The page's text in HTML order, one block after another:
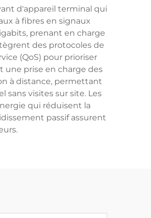
d'appareil terminal qui
à fibres en signaux
prenant en charge
des protocoles de
(QoS) pour prioriser
une prise en charge des
à distance, permettant
sans visites sur site. Les
qui réduisent la
passif assurent